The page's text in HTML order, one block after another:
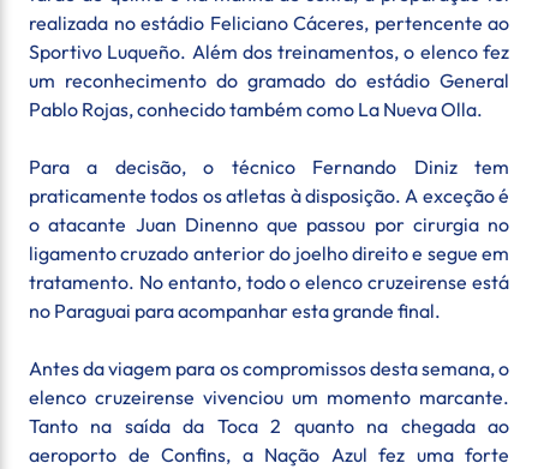
realizada no estádio Feliciano Cáceres, pertencente ao
Sportivo Luqueño. Além dos treinamentos, o elenco fez
um reconhecimento do gramado do estádio General
Pablo Rojas, conhecido também como La Nueva Olla.
Para a decisão, o técnico Fernando Diniz tem
praticamente todos os atletas à disposição. A exceção é
o atacante Juan Dinenno que passou por cirurgia no
ligamento cruzado anterior do joelho direito e segue em
tratamento. No entanto, todo o elenco cruzeirense está
no Paraguai para acompanhar esta grande final.
Antes da viagem para os compromissos desta semana, o
elenco cruzeirense vivenciou um momento marcante.
Tanto na saída da Toca 2 quanto na chegada ao
aeroporto de Confins, a Nação Azul fez uma forte